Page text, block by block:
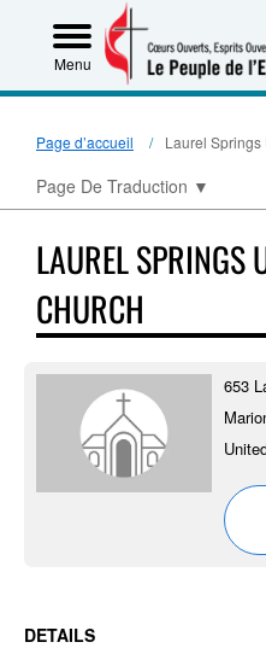
Menu
Page d’accueil Laurel Springs
Page De Traduction ▼
LAUREL SPRINGS
CHURCH
653
DETAILS